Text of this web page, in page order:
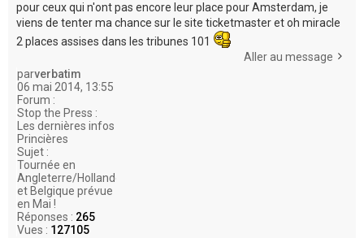
pour ceux qui n'ont pas encore leur place pour Amsterdam, je
viens de tenter ma chance sur le site ticketmaster et oh miracle
2 places assises dans les tribunes 101
Aller au message
parverbatim
06 mai 2014, 13:55
Forum :
Stop the Press :
Les dernières infos
Princières
Sujet :
Tournée en
Angleterre/Hollande
et Belgique prévue
en Mai !
Réponses : 265
Vues : 127105